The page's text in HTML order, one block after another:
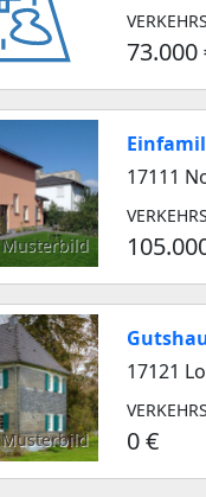
73.000
Musterbild
17111
Musterbild
17121
0 €